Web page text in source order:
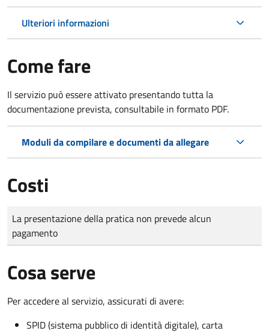
Ulteriori informazioni
Come fare
Il servizio può essere attivato presentando tutta la
documentazione prevista, consultabile in formato PDF.
Moduli da compilare e documenti da allegare
Costi
Tipo di pagamento
Importo
La presentazione della pratica non prevede alcun
pagamento
Cosa serve
Per accedere al servizio, assicurati di avere:
SPID (sistema pubblico di identità digitale), carta